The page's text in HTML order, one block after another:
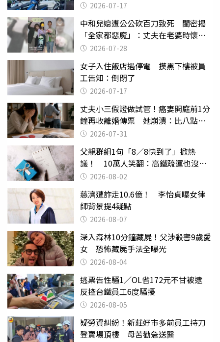
2026-07-17
中和兒媳遭公公砍百刀致死 閨密揭
「全家都惡魔」：丈夫在老婆時懷孕
摔東西
2026-07-28
女子入住飯店遇停電 摸黑下樓被員
工告知：倒閉了
2026-07-17
丈夫小三假證做試管！癌妻開庭前1分
鐘再收離婚傳票 她崩潰：比八點檔
還扯2026-07-31
父親群組1句「8／8快到了」掀熱
議！ 10萬人笑翻：高鐵疏運也沒列
父親節
2026-08-02
慈濟遭詐走10.6億！ 李怡貞曝女律
師背景提4疑點
2026-08-07
深入森林10分鐘藏屍！父涉殺害9歲愛
女 恐怖藏屍手法全曝光
2026-08-04
逃票告性騷1／OL省172元不甘被逮
反控台鐵員工6度騷擾
2026-08-05
疑勞資糾紛！新莊好市多前員工持刀
登賣場頂樓 母苦勸急送醫